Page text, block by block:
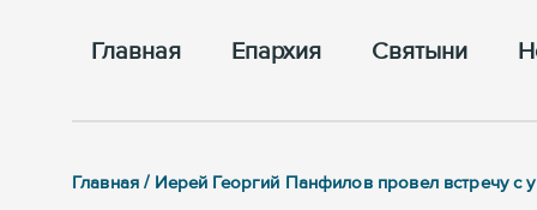
Главная Епархия Cвятыни
Главная / Иерей Георгий Панфилов провел встречу